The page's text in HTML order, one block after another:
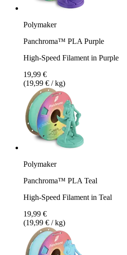
Polymaker
Panchroma™ PLA Purple
High-Speed Filament in Purple
19,99 €
(19,99 € / kg)
Polymaker
Panchroma™ PLA Teal
High-Speed Filament in Teal
19,99 €
(19,99 € / kg)